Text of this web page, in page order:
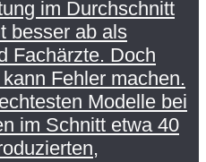
im Durchschnitt
besser ab als
Fachärzte. Doch
Fehler machen.
Modelle bei
im Schnitt etwa 40